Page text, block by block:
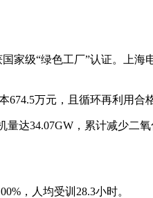
家级“绿色工厂”认证。上海
万元，且循环再利用合格
达34.07GW，累计减少二
，人均受训28.3小时。